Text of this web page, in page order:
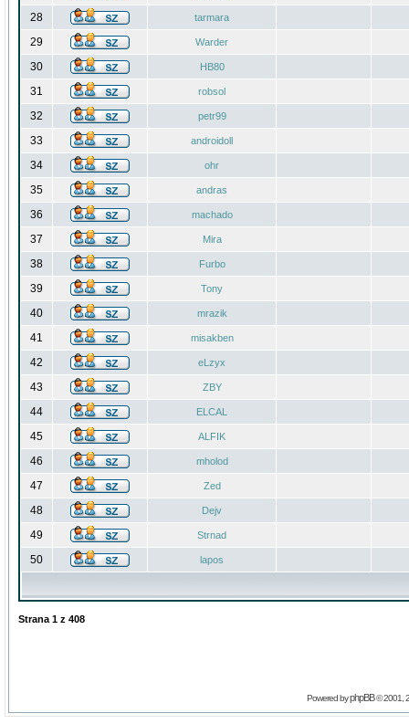
28 tarmara
29 Warder
30 HB80
31 robsol
32 petr99
33 androidoll
34 ohr
35 andras
36 machado
37 Mira
38 Furbo
39 Tony
40 mrazik
41 misakben
42 eLzyx
43 ZBY
44 ELCAL
45 ALFIK
46 mholod
47 Zed
48 Dejv
49 Strnad
50 lapos
Strana 1 z 408
Powered byphpBB© 2001,